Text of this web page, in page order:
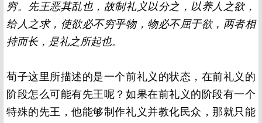
穷。先王恶其乱也，故制礼义以分之，以养人之欲，
给人之求，使欲必不穷乎物，物必不屈于欲，两者相
持而长，是礼之所起也。
荀子这里所描述的是一个前礼义的状态，在前礼义的
阶段怎么可能有先王呢？如果在前礼义的阶段有一个
特殊的先王，他能够制作礼义并教化民众，那就只能